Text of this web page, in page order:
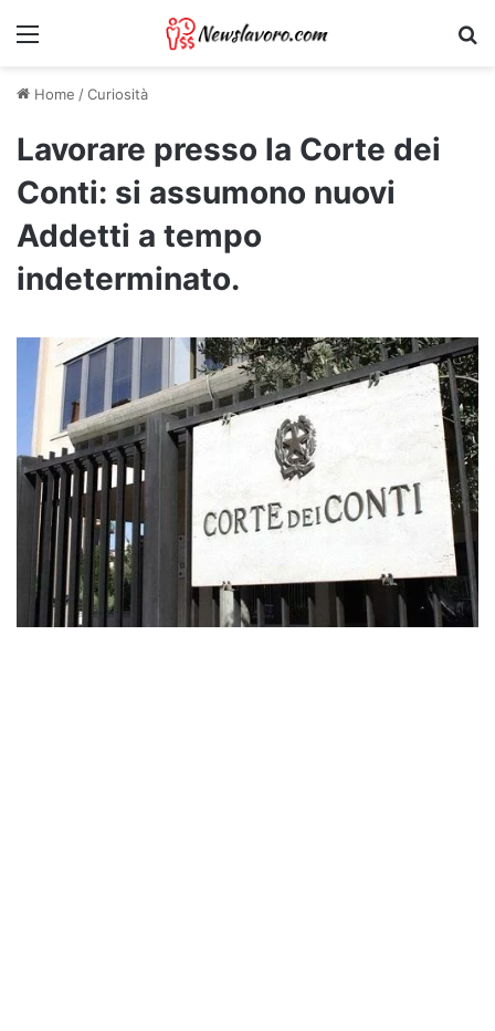
Menu
Home /Curiosità
Lavorare presso la Corte dei
Conti: si assumono nuovi
Addetti a tempo
indeterminato.